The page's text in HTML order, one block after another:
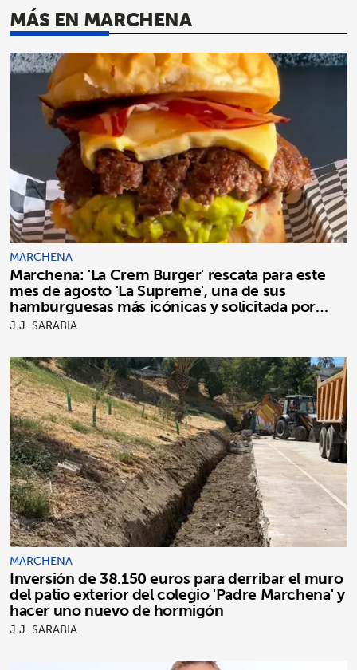
MÁS EN MARCHENA
MARCHENA
Marchena: 'La Crem Burger' rescata para este
mes de agosto 'La Supreme', una de sus
hamburguesas más icónicas y solicitada por
clientes
J.J. SARABIA
MARCHENA
Inversión de 38.150 euros para derribar el muro
del patio exterior del colegio 'Padre Marchena' y
hacer uno nuevo de hormigón
J.J. SARABIA